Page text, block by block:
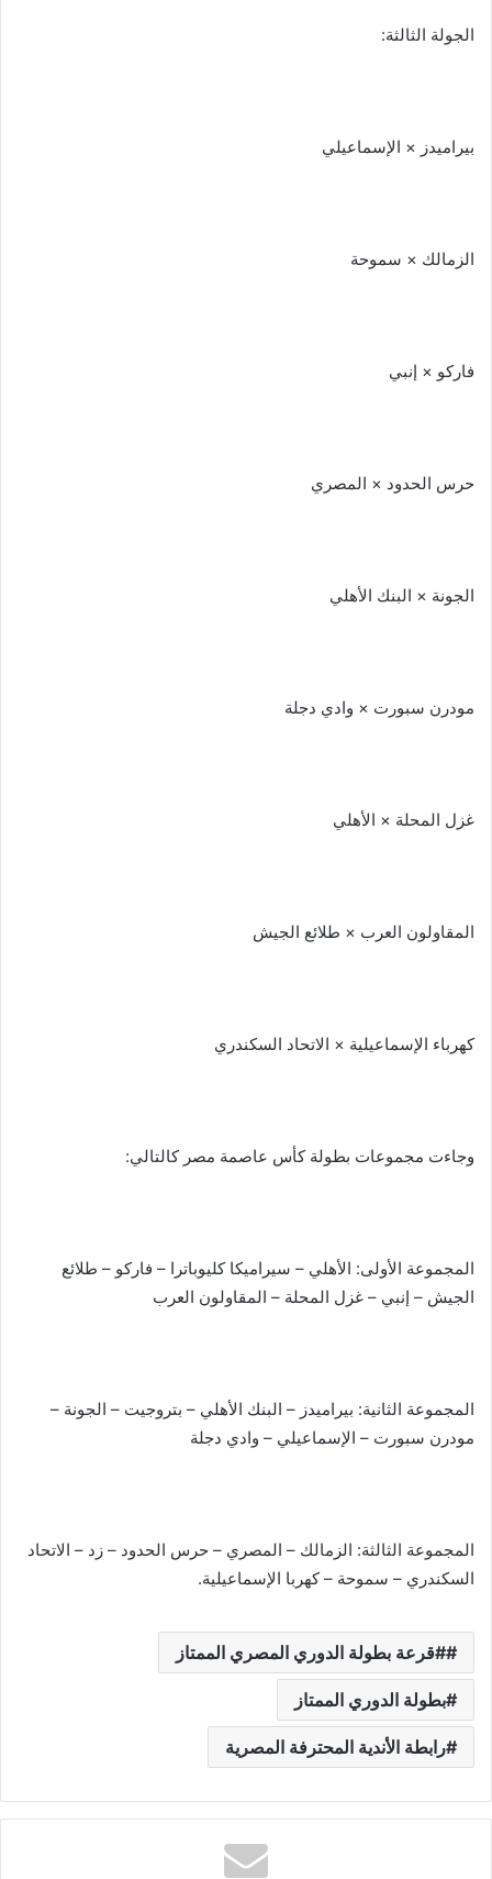
الجولة الثالثة:
بيراميدز × الإسماعيلي
الزمالك × سموحة
فاركو × إنبي
حرس الحدود × المصري
الجونة × البنك الأهلي
مودرن سبورت × وادي دجلة
غزل المحلة × الأهلي
المقاولون العرب × طلائع الجيش
كهرباء الإسماعيلية × الاتحاد السكندري
وجاءت مجموعات بطولة كأس عاصمة مصر كالتالي:
المجموعة الأولى: الأهلي – سيراميكا كليوباترا – فاركو – طلائع
الجيش – إنبي – غزل المحلة – المقاولون العرب
المجموعة الثانية: بيراميدز – البنك الأهلي – بتروجيت – الجونة –
مودرن سبورت – الإسماعيلي – وادي دجلة
المجموعة الثالثة: الزمالك – المصري – حرس الحدود – زد – الاتحاد
السكندري – سموحة – كهربا الإسماعيلية.
#قرعة بطولة الدوري المصري الممتاز
بطولة الدوري الممتاز
رابطة الأندية المحترفة المصرية